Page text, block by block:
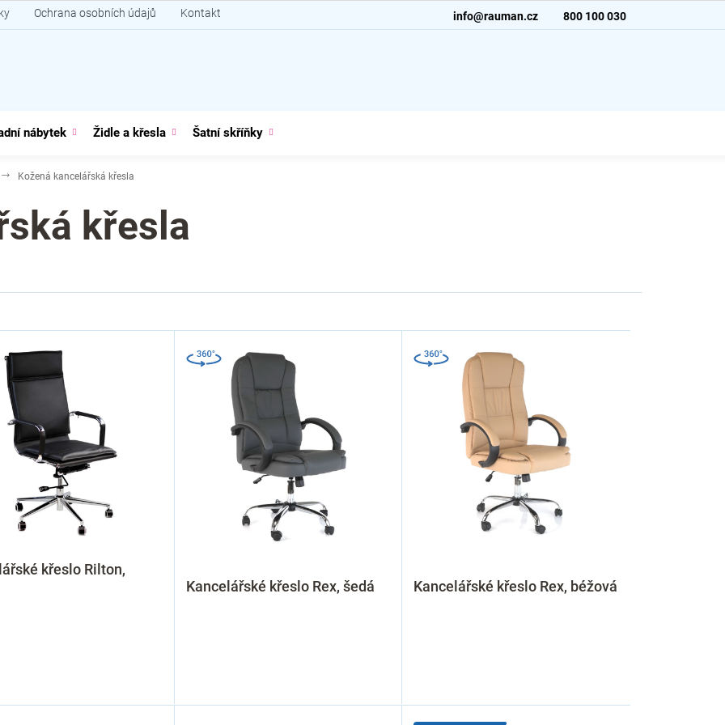
800 100 030
info@rauman.cz
Ochrana osobních údajů Kontakt
nábytek Židle a křesla Šatní skříňky
Kožená kancelářská křesla
křesla
křeslo Rilton,
Kancelářské křeslo Rex, šedá Kancelářské křeslo Rex, béžová